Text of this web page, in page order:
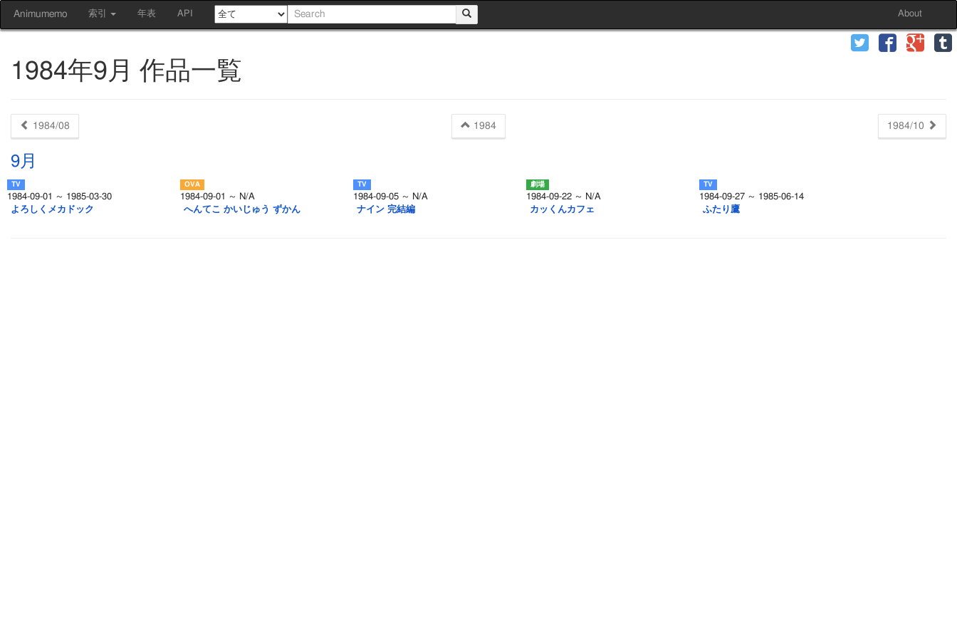
Animumemo 索引 年表 API About
1984年9月 作品一覧
1984/08 1984 1984/10
9月
1984-09-01 ～ 1985-03-30
よろしくメカドック
1984-09-01 ～ N/A
へんてこ かいじゅう ずかん
1984-09-05 ～ N/A
ナイン 完結編
1984-09-22 ～ N/A
カッくんカフェ
1984-09-27 ～ 1985-06-14
ふたり鷹